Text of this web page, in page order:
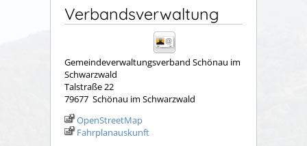
Verbandsverwaltung
Gemeindeverwaltungsverband Schönau im
Schwarzwald
Talstraße 22
79677 Schönau im Schwarzwald
OpenStreetMap
Fahrplanauskunft